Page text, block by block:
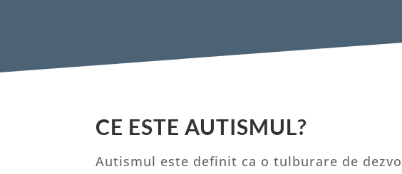
CE ESTE AUTISMUL?
Autismul este definit ca o tulburare de